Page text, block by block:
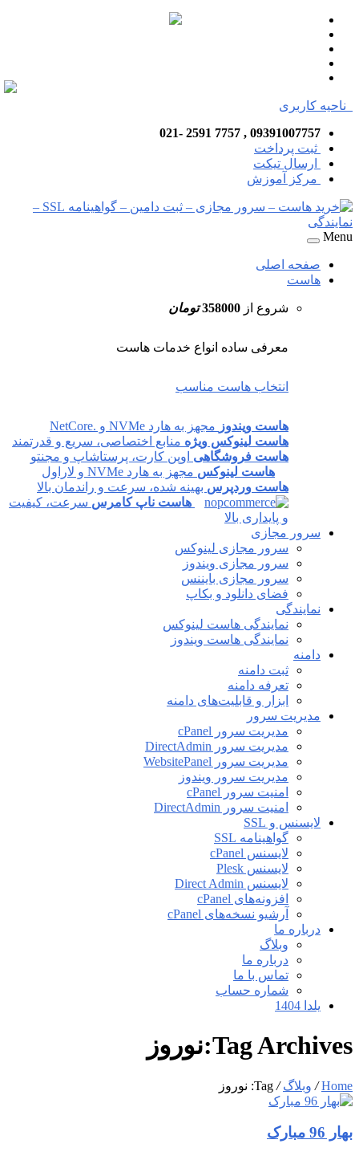
ناحیه کاربری
09391007757 , 7757 2591 -021
ثبت پرداخت
ارسال تیکت
مرکز آموزش
Menu
صفحه اصلی
هاست
شروع از 358000 تومان
معرفی ساده انواع خدمات هاست
انتخاب هاست مناسب
هاست ویندوز مجهز به هارد NVMe و .NetCore
هاست لینوکس ویژه منابع اختصاصی، سریع و قدرتمند
هاست فروشگاهی اوپن کارت، پرستاشاپ و مجنتو
هاست لینوکس مجهز به هارد NVMe و لاراول
هاست وردپرس بهینه شده، سرعت و راندمان بالا
هاست ناپ کامرس سرعت، کیفیت
و پایداری بالا
سرور مجازی
سرور مجازی لینوکس
سرور مجازی ویندوز
سرور مجازی بایننس
فضای دانلود و بکاپ
نمایندگی
نمایندگی هاست لینوکس
نمایندگی هاست ویندوز
دامنه
ثبت دامنه
تعرفه دامنه
ابزار و قابلیت‌های دامنه
مدیریت سرور
مدیریت سرور cPanel
مدیریت سرور DirectAdmin
مدیریت سرور WebsitePanel
مدیریت سرور ویندوز
امنیت سرور cPanel
امنیت سرور DirectAdmin
لایسنس و SSL
گواهینامه SSL
لایسنس cPanel
لایسنس Plesk
لایسنس Direct Admin
افزونه‌های cPanel
آرشیو نسخه‌های cPanel
درباره ما
وبلاگ
درباره ما
تماس با ما
شماره حساب
یلدا 1404
Tag Archives:نوروز
Home
/ وبلاگ / Tag: نوروز
بهار 96 مبارک